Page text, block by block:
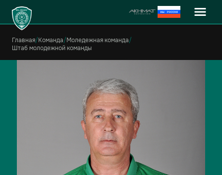
Главная/Команда/Моледежная команда/
Штаб молодежной команды